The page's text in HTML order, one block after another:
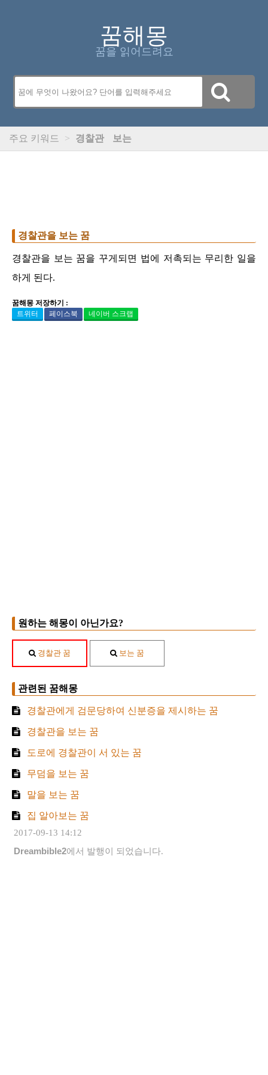
꿈해몽
꿈을 읽어드려요
주요 키워드 > 경찰관 보는
경찰관을 보는 꿈
경찰관을 보는 꿈을 꾸게되면 법에 저촉되는 무리한 일을
하게 된다.
꿈해몽 저장하기 :
트위터
페이스북 네이버 스크랩
원하는 해몽이 아닌가요?
경찰관 꿈 보는 꿈
관련된 꿈해몽
경찰관에게 검문당하여 신분증을 제시하는 꿈
경찰관을 보는 꿈
도로에 경찰관이 서 있는 꿈
무덤을 보는 꿈
말을 보는 꿈
집 알아보는 꿈
2017-09-13 14:12
Dreambible2에서 발행이 되었습니다.